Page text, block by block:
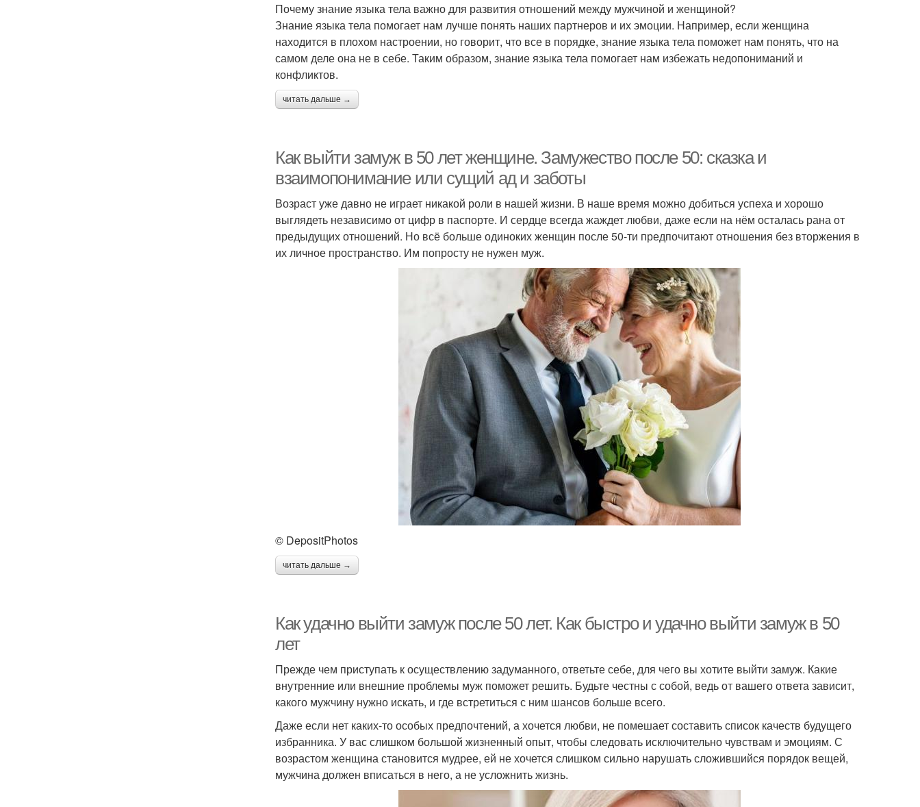
Почему знание языка тела важно для развития отношений между мужчиной и женщиной?
Знание языка тела помогает нам лучше понять наших партнеров и их эмоции. Например, если женщина
находится в плохом настроении, но говорит, что все в порядке, знание языка тела поможет нам понять, что на
самом деле она не в себе. Таким образом, знание языка тела помогает нам избежать недопониманий и
конфликтов.
читать дальше →
Как выйти замуж в 50 лет женщине. Замужество после 50: сказка и
взаимопонимание или сущий ад и заботы
Возраст уже давно не играет никакой роли в нашей жизни. В наше время можно добиться успеха и хорошо
выглядеть независимо от цифр в паспорте. И сердце всегда жаждет любви, даже если на нём осталась рана от
предыдущих отношений. Но всё больше одиноких женщин после 50-ти предпочитают отношения без вторжения в
их личное пространство. Им попросту не нужен муж.
© DepositPhotos
читать дальше →
Как удачно выйти замуж после 50 лет. Как быстро и удачно выйти замуж в 50
лет
Прежде чем приступать к осуществлению задуманного, ответьте себе, для чего вы хотите выйти замуж. Какие
внутренние или внешние проблемы муж поможет решить. Будьте честны с собой, ведь от вашего ответа зависит,
какого мужчину нужно искать, и где встретиться с ним шансов больше всего.
Даже если нет каких-то особых предпочтений, а хочется любви, не помешает составить список качеств будущего
избранника. У вас слишком большой жизненный опыт, чтобы следовать исключительно чувствам и эмоциям. С
возрастом женщина становится мудрее, ей не хочется слишком сильно нарушать сложившийся порядок вещей,
мужчина должен вписаться в него, а не усложнить жизнь.